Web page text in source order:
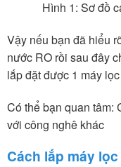
Hình 1: Sơ đồ
Vậy nếu bạn đã hiểu
nước RO rồi sau đây
lắp đặt được 1 máy
Có thể bạn quan tâm:
với công nghê khác
Cách lắp máy